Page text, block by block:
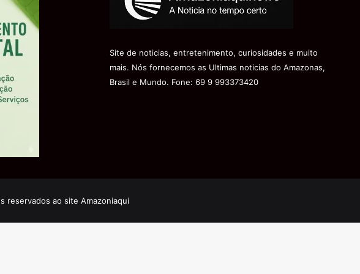
Site de noticias, entretenimento, curiosidades e muito
mais. Nós fornecemos as Ultimas noticias do Amazonas,
Brasil e Mundo. Fone: 69 9 993373420
reservados ao site Amazoniaqui